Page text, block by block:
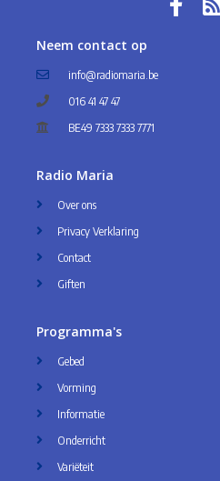
Neem contact op
info@radiomaria.be
016 41 47 47
BE49 7333 7333 7771
Radio Maria
Over ons
Privacy Verklaring
Contact
Giften
Programma's
Gebed
Vorming
Informatie
Onderricht
Variëteit